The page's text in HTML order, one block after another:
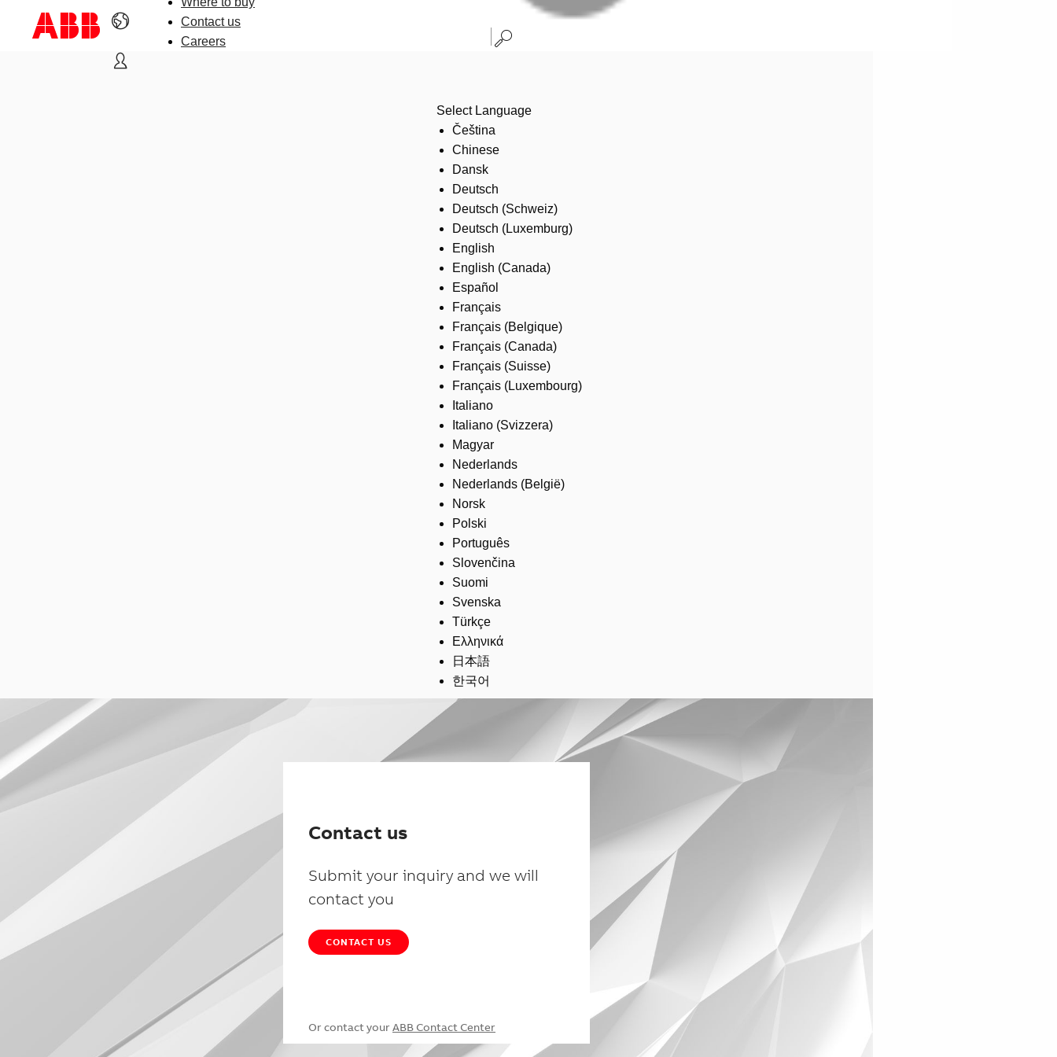
Contact us
Careers
Select Language
Čeština
Chinese
Dansk
Deutsch
Deutsch (Schweiz)
Deutsch (Luxemburg)
English
English (Canada)
Español
Français
Français (Belgique)
Français (Canada)
Français (Suisse)
Français (Luxembourg)
Italiano
Italiano (Svizzera)
Magyar
Nederlands
Nederlands (België)
Norsk
Polski
Português
Slovenčina
Suomi
Svenska
Türkçe
Ελληνικά
日本語
한국어
Contact us
Submit your inquiry and we will
contact you
CONTACT US
Or contact your ABB Contact Center